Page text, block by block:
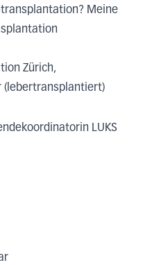
Meine
Zürich,
(lebertransplantiert)
LUKS